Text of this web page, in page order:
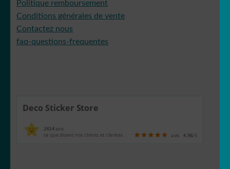
Politique remboursement
Conditions générales de vente
Contactez nous
faq-questions-frequentes
Deco Sticker Store
2434avis
ce que disent nos clients et clientes avis 4.96/5